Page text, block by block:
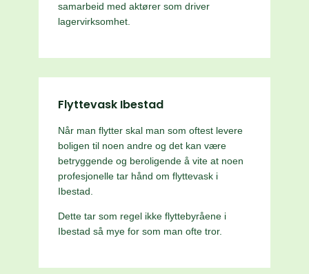
samarbeid med aktører som driver
lagervirksomhet.
Flyttevask Ibestad
Når man flytter skal man som oftest levere
boligen til noen andre og det kan være
betryggende og beroligende å vite at noen
profesjonelle tar hånd om flyttevask i
Ibestad.
Dette tar som regel ikke flyttebyråene i
Ibestad så mye for som man ofte tror.